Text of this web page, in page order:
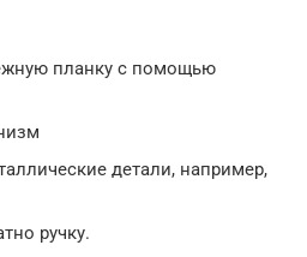
планку с помощью
детали, например,
ручку.